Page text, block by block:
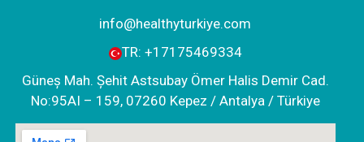
info@healthyturkiye.com
TR: +‪17175469334‬
Güneş Mah. Şehit Astsubay Ömer Halis Demir Cad.
No:95AI – 159, 07260 Kepez / Antalya / Türkiye